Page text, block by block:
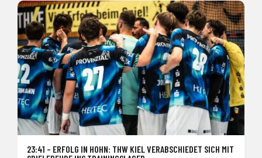
23:41 – ERFOLG IN HOHN: THW KIEL VERABSCHIEDET SICH MIT